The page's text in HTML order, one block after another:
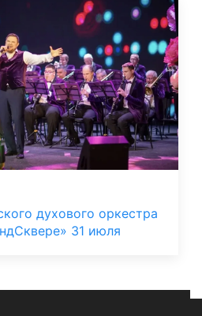
духового оркестра
31 июля